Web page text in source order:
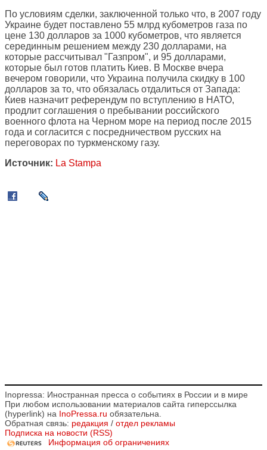
По условиям сделки, заключенной только что, в 2007 году
Украине будет поставлено 55 млрд кубометров газа по
цене 130 долларов за 1000 кубометров, что является
серединным решением между 230 долларами, на
которые рассчитывал "Газпром", и 95 долларами,
которые был готов платить Киев. В Москве вчера
вечером говорили, что Украина получила скидку в 100
долларов за то, что обязалась отдалиться от Запада:
Киев назначит референдум по вступлению в НАТО,
продлит соглашения о пребывании российского
военного флота на Черном море на период после 2015
года и согласится с посредничеством русских на
переговорах по туркменскому газу.
Источник: La Stampa
Inopressa: Иностранная пресса о событиях в России и в мире
При любом использовании материалов сайта гиперссылка
(hyperlink) на InoPressa.ru обязательна.
Обратная связь: редакция / отдел рекламы
Подписка на новости (RSS)
Информация об ограничениях